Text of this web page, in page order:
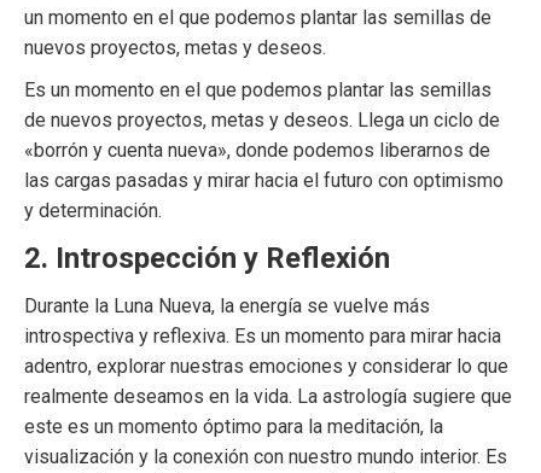
un momento en el que podemos plantar las semillas de
nuevos proyectos, metas y deseos.
Es un momento en el que podemos plantar las semillas
de nuevos proyectos, metas y deseos. Llega un ciclo de
«borrón y cuenta nueva», donde podemos liberarnos de
las cargas pasadas y mirar hacia el futuro con optimismo
y determinación.
2. Introspección y Reflexión
Durante la Luna Nueva, la energía se vuelve más
introspectiva y reflexiva. Es un momento para mirar hacia
adentro, explorar nuestras emociones y considerar lo que
realmente deseamos en la vida. La astrología sugiere que
este es un momento óptimo para la meditación, la
visualización y la conexión con nuestro mundo interior. Es